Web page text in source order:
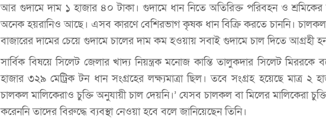
আর গুদামে দাম ১ হাজার ৪০ টাকা। গুদামে ধান নিতে অতিরিক্ত পরিবহন ও
অনেক হয়রানিও আছে। এসব কারণে বেশিরভাগ কৃষক ধান বিক্রি করতে চাননি। চালকল
বাজারের দামের চেয়ে গুদামে চালের দাম কম হওয়ায় সবাই গুদামে চাল দিতে আগ্রহী
সার্বিক বিষয়ে সিলেট জেলার খাদ্য নিয়ন্ত্রক মনোজ কান্তি তালুকদার সিলেট মিররকে
হাজার ৩২৯ মেট্রিক টন ধান সংগ্রহের লক্ষ্যমাত্রা ছিল। তবে সংগ্রহ হয়েছে মাত্র ২
চালকল মালিকেরাও চুক্তি অনুযায়ী চাল দেয়নি।’ যেসব চালকল বা মিলের মালিকেরা
করেননি তাদের বিরুদ্ধে ব্যবস্থা নেওয়া হবে বলে জানিয়েছেন তিনি।